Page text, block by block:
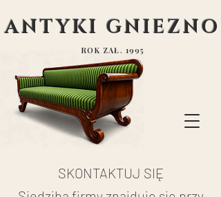
ANTYKI GNIEZNO
ROK ZAŁ. 1995
SKONTAKTUJ SIĘ